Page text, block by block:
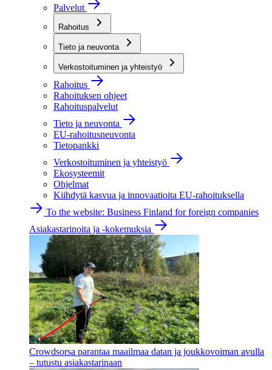
Palvelut
Rahoitus
Tieto ja neuvonta
Verkostoituminen ja yhteistyö
Rahoitus
Rahoituksen ohjeet
Rahoituspalvelut
Tieto ja neuvonta
EU-rahoitusneuvonta
Tietopankki
Verkostoituminen ja yhteistyö
Ekosysteemit
Ohjelmat
Kiihdytä kasvua ja innovaatioita EU-rahoituksella
To the website: Business Finland for foreign companies
Asiakastarinoita ja -kokemuksia
Crowdsorsa parantaa maailmaa datan ja joukkovoiman avulla
– tutustu asiakastarinaan